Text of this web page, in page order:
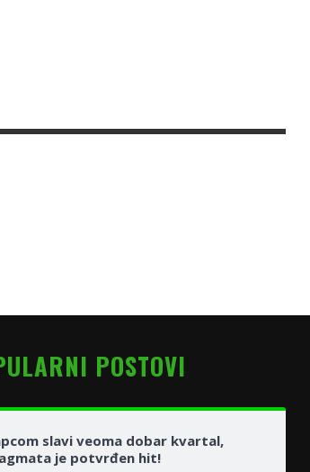
POSTOVI
slavi veoma dobar kvartal,
je potvrđen hit!